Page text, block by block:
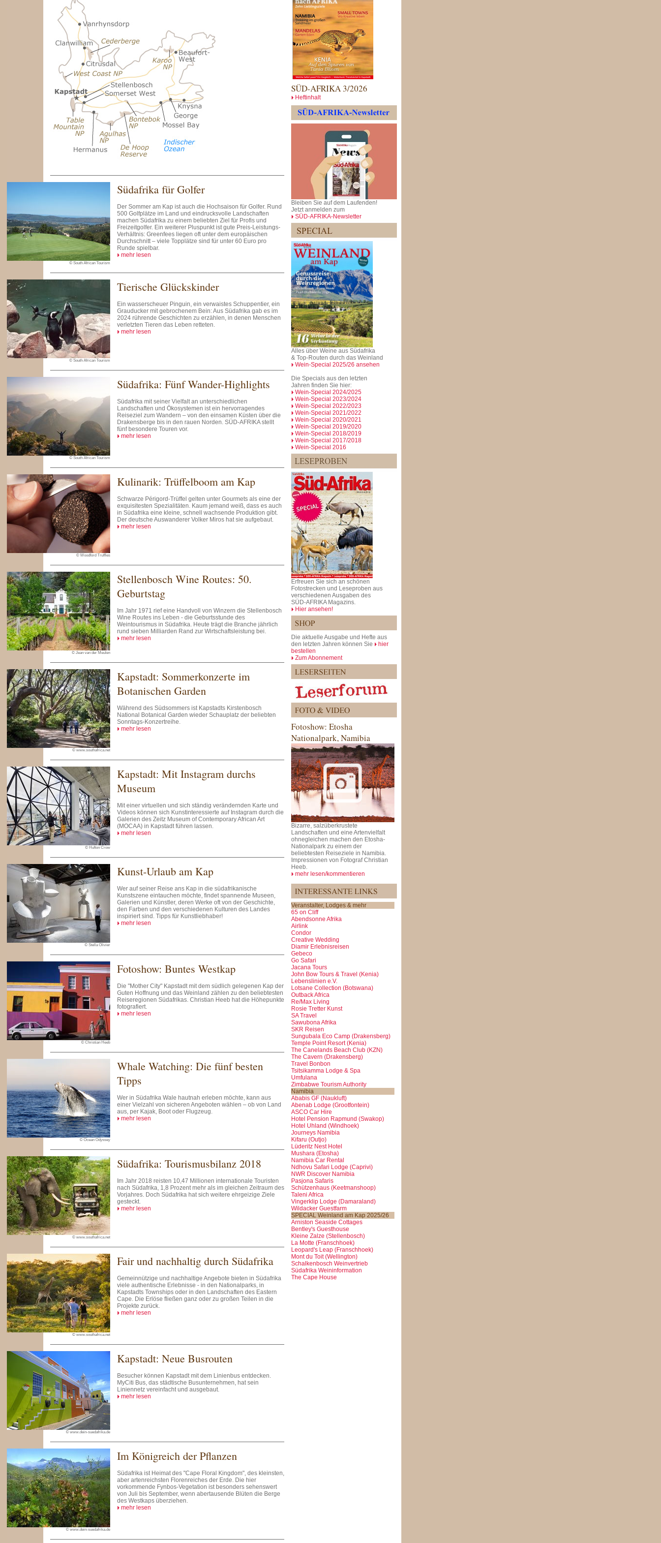
© South African Tourism
Südafrika für Golfer
Der Sommer am Kap ist auch die Hochsaison für Golfer. Rund
500 Golfplätze im Land und eindrucksvolle Landschaften
machen Südafrika zu einem beliebten Ziel für Profis und
Freizeitgolfer. Ein weiterer Pluspunkt ist gute Preis-Leistungs-
Verhältnis: Greenfees liegen oft unter dem europäischen
Durchschnitt – viele Topplätze sind für unter 60 Euro pro
Runde spielbar.
mehr lesen
© South African Tourism
Tierische Glückskinder
Ein wasserscheuer Pinguin, ein verwaistes Schuppentier, ein
Grauducker mit gebrochenem Bein: Aus Südafrika gab es im
2024 rührende Geschichten zu erzählen, in denen Menschen
verletzten Tieren das Leben retteten.
mehr lesen
© South African Tourism
Südafrika: Fünf Wander-Highlights
Südafrika mit seiner Vielfalt an unterschiedlichen
Landschaften und Ökosystemen ist ein hervorragendes
Reiseziel zum Wandern – von den einsamen Küsten über die
Drakensberge bis in den rauen Norden. SÜD-AFRIKA stellt
fünf besondere Touren vor.
mehr lesen
© Woodford Truffles
Kulinarik: Trüffelboom am Kap
Schwarze Périgord-Trüffel gelten unter Gourmets als eine der
exquisitesten Spezialitäten. Kaum jemand weiß, dass es auch
in Südafrika eine kleine, schnell wachsende Produktion gibt.
Der deutsche Auswanderer Volker Miros hat sie aufgebaut.
mehr lesen
© Jean van der Meulen
Stellenbosch Wine Routes: 50.
Geburtstag
Im Jahr 1971 rief eine Handvoll von Winzern die Stellenbosch
Wine Routes ins Leben - die Geburtsstunde des
Weintourismus in Südafrika. Heute trägt die Branche jährlich
rund sieben Milliarden Rand zur Wirtschaftsleistung bei.
mehr lesen
© www.southafrica.net
Kapstadt: Sommerkonzerte im
Botanischen Garden
Während des Südsommers ist Kapstadts Kirstenbosch
National Botanical Garden wieder Schauplatz der beliebten
Sonntags-Konzertreihe.
mehr lesen
© Hufton Crow
Kapstadt: Mit Instagram durchs
Museum
Mit einer virtuellen und sich ständig verändernden Karte und
Videos können sich Kunstinteressierte auf Instagram durch die
Galerien des Zeitz Museum of Contemporary African Art
(MOCAA) in Kapstadt führen lassen.
mehr lesen
© Stella Olivier
Kunst-Urlaub am Kap
Wer auf seiner Reise ans Kap in die südafrikanische
Kunstszene eintauchen möchte, findet spannende Museen,
Galerien und Künstler, deren Werke oft von der Geschichte,
den Farben und den verschiedenen Kulturen des Landes
inspiriert sind. Tipps für Kunstliebhaber!
mehr lesen
© Christian Heeb
Fotoshow: Buntes Westkap
Die "Mother City" Kapstadt mit dem südlich gelegenen Kap der
Guten Hoffnung und das Weinland zählen zu den beliebtesten
Reiseregionen Südafrikas. Christian Heeb hat die Höhepunkte
fotografiert.
mehr lesen
© Ocean Odyssey
Whale Watching: Die fünf besten
Tipps
Wer in Südafrika Wale hautnah erleben möchte, kann aus
einer Vielzahl von sicheren Angeboten wählen – ob von Land
aus, per Kajak, Boot oder Flugzeug.
mehr lesen
© www.southafrica.net
Südafrika: Tourismusbilanz 2018
Im Jahr 2018 reisten 10,47 Millionen internationale Touristen
nach Südafrika, 1,8 Prozent mehr als im gleichen Zeitraum des
Vorjahres. Doch Südafrika hat sich weitere ehrgeizige Ziele
gesteckt.
mehr lesen
© www.southafrica.net
Fair und nachhaltig durch Südafrika
Gemeinnützige und nachhaltige Angebote bieten in Südafrika
viele authentische Erlebnisse - in den Nationalparks, in
Kapstadts Townships oder in den Landschaften des Eastern
Cape. Die Erlöse fließen ganz oder zu großen Teilen in die
Projekte zurück.
mehr lesen
© www.dein-suedafrika.de
Kapstadt: Neue Busrouten
Besucher können Kapstadt mit dem Linienbus entdecken.
MyCiti Bus, das städtische Busunternehmen, hat sein
Liniennetz vereinfacht und ausgebaut.
mehr lesen
© www.dein-suedafrika.de
Im Königreich der Pflanzen
Südafrika ist Heimat des "Cape Floral Kingdom", des kleinsten,
aber artenreichsten Florenreiches der Erde. Die hier
vorkommende Fynbos-Vegetation ist besonders sehenswert
von Juli bis September, wenn abertausende Blüten die Berge
des Westkaps überziehen.
mehr lesen
SÜD-AFRIKA 3/2026
Heftinhalt
Bleiben Sie auf dem Laufenden!
Jetzt anmelden zum
SÜD-AFRIKA-Newsletter
Alles über Weine aus Südafrika
& Top-Routen durch das Weinland
Wein-Special 2025/26 ansehen
Die Specials aus den letzten
Jahren finden Sie hier:
Wein-Special 2024/2025
Wein-Special 2023/2024
Wein-Special 2022/2023
Wein-Special 2021/2022
Wein-Special 2020/2021
Wein-Special 2019/2020
Wein-Special 2018/2019
Wein-Special 2017/2018
Wein-Special 2016
Erfreuen Sie sich an schönen
Fotostrecken und Leseproben aus
verschiedenen Ausgaben des
SÜD-AFRIKA Magazins.
Hier ansehen!
Die aktuelle Ausgabe und Hefte aus
den letzten Jahren können Sie
hier
bestellen
Zum Abonnement
Fotoshow: Etosha
Nationalpark, Namibia
Bizarre, salzüberkrustete
Landschaften und eine Artenvielfalt
ohnegleichen machen den Etosha-
Nationalpark zu einem der
beliebtesten Reiseziele in Namibia.
Impressionen von Fotograf Christian
Heeb.
mehr lesen/kommentieren
Veranstalter, Lodges & mehr
65 on Cliff
Abendsonne Afrika
Airlink
Condor
Creative Wedding
Diamir Erlebnisreisen
Gebeco
Go Safari
Jacana Tours
John Bow Tours & Travel (Kenia)
Lebenslinien e.V.
Lotsane Collection (Botswana)
Outback Africa
Re/Max Living
Rosie Tretter Kunst
SA Travel
Sawubona Afrika
SKR Reisen
Sungubala Eco Camp (Drakensberg)
Temple Point Resort (Kenia)
The Canelands Beach Club (KZN)
The Cavern (Drakensberg)
Travel Bonbon
Tsitsikamma Lodge & Spa
Umfulana
Zimbabwe Tourism Authority
Namibia
Ababis GF (Naukluft)
Abenab Lodge (Grootfontein)
ASCO Car Hire
Hotel Pension Rapmund (Swakop)
Hotel Uhland (Windhoek)
Journeys Namibia
Kifaru (Outjo)
Lüderitz Nest Hotel
Mushara (Etosha)
Namibia Car Rental
Ndhovu Safari Lodge (Caprivi)
NWR Discover Namibia
Pasjona Safaris
Schützenhaus (Keetmanshoop)
Taleni Africa
Vingerklip Lodge (Damaraland)
Wildacker Guestfarm
SPECIAL Weinland am Kap 2025/26
Arniston Seaside Cottages
Bentley's Guesthouse
Kleine Zalze (Stellenbosch)
La Motte (Franschhoek)
Leopard's Leap (Franschhoek)
Mont du Toit (Wellington)
Schalkenbosch Weinvertrieb
Südafrika Weininformation
The Cape House